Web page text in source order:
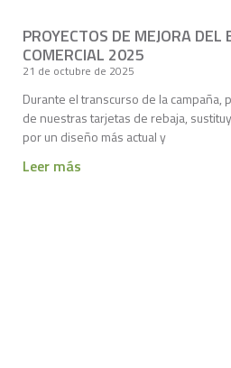
PROYECTOS DE MEJORA DEL
COMERCIAL 2025
21 de octubre de 2025
Durante el transcurso de la campaña,
de nuestras tarjetas de rebaja,
por un diseño más actual y
Leer más